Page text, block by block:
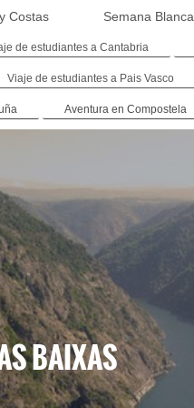
Costas Semana Blanca
de estudiantes a Cantabria
Viaje de estudiantes a Pais Vasco
Aventura en Compostela
BAIXAS